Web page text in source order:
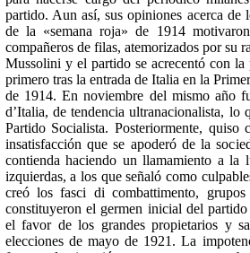
partido. Aun así, sus opiniones acerca de
de la «semana roja» de 1914
compañeros de filas, atemorizados por su
Mussolini y el partido se acrecentó con la
primero tras la entrada de Italia en la
de 1914. En noviembre del mismo año
d’Italia, de tendencia ultranacionalista,
Partido Socialista. Posteriormente, quiso
insatisfacción que se apoderó de la
contienda haciendo un llamamiento a la
izquierdas, a los que señaló como
creó los fasci di combattimento,
constituyeron el germen inicial del
el favor de los grandes propietarios y
elecciones de mayo de 1921. La